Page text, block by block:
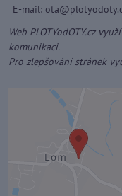
E-mail:
Web PLOTYodOTY.cz
komunikaci.
Pro zlepšování stránek